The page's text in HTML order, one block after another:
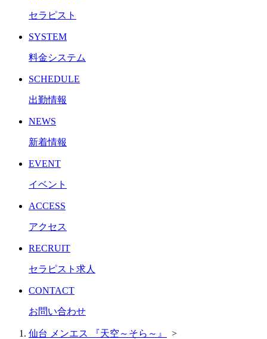
セラピスト
SYSTEM
料金システム
SCHEDULE
出勤情報
NEWS
新着情報
EVENT
イベント
ACCESS
アクセス
RECRUIT
セラピスト求人
CONTACT
お問い合わせ
仙台 メンエス 『天空～そら～』
>